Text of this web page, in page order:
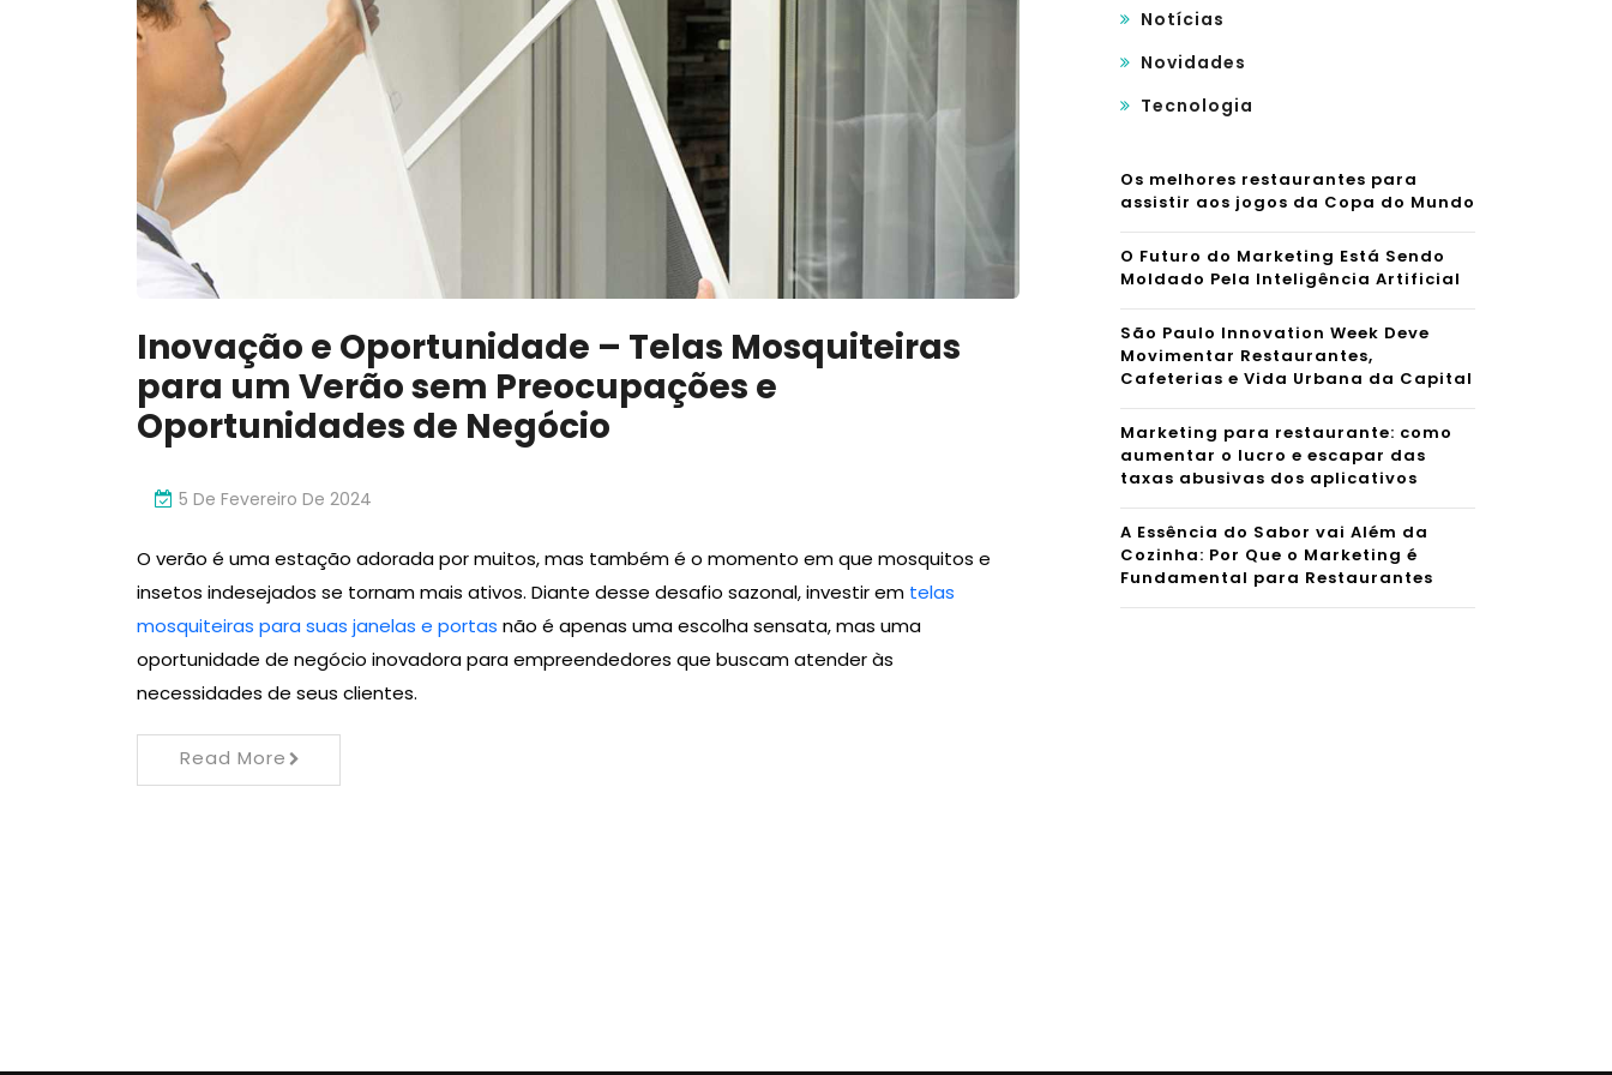
Inovação e Oportunidade – Telas Mosquiteiras
para um Verão sem Preocupações e
Oportunidades de Negócio
5 De Fevereiro De 2024
O verão é uma estação adorada por muitos, mas também é o momento em que mosquitos e
insetos indesejados se tornam mais ativos. Diante desse desafio sazonal, investir em telas
mosquiteiras para suas janelas e portas não é apenas uma escolha sensata, mas uma
oportunidade de negócio inovadora para empreendedores que buscam atender às
necessidades de seus clientes.
Read More
Notícias
Novidades
Tecnologia
Os melhores restaurantes para
assistir aos jogos da Copa do Mundo
O Futuro do Marketing Está Sendo
Moldado Pela Inteligência Artificial
São Paulo Innovation Week Deve
Movimentar Restaurantes,
Cafeterias e Vida Urbana da Capital
Marketing para restaurante: como
aumentar o lucro e escapar das
taxas abusivas dos aplicativos
A Essência do Sabor vai Além da
Cozinha: Por Que o Marketing é
Fundamental para Restaurantes